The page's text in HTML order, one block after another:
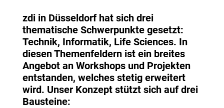
zdi in Düsseldorf hat sich drei
thematische Schwerpunkte gesetzt:
Technik, Informatik, Life Sciences. In
diesen Themenfeldern ist ein breites
Angebot an Workshops und Projekten
entstanden, welches stetig erweitert
wird. Unser Konzept stützt sich auf drei
Bausteine: